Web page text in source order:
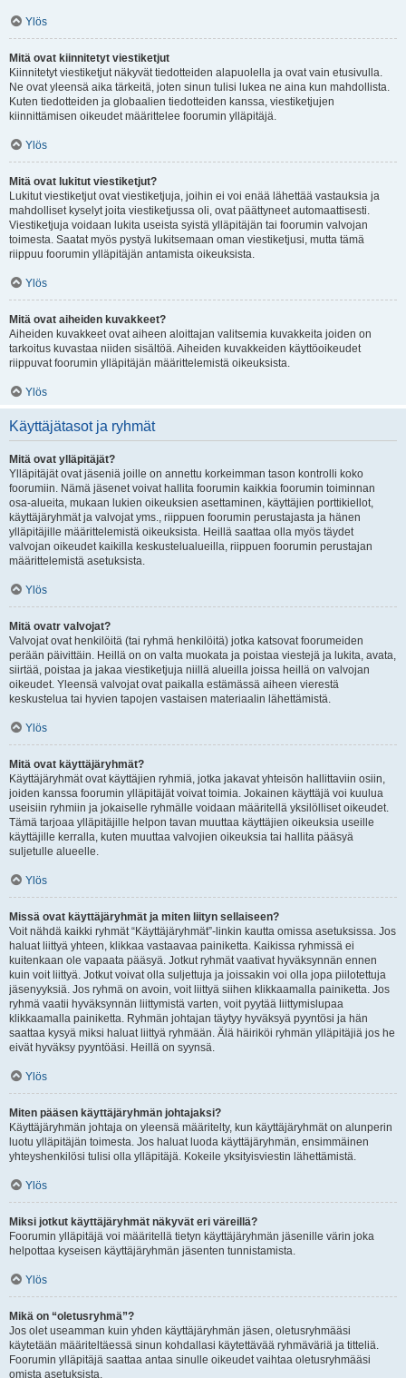
Ylös
Mitä ovat kiinnitetyt viestiketjut
Kiinnitetyt viestiketjut näkyvät tiedotteiden alapuolella ja ovat vain etusivulla.
Ne ovat yleensä aika tärkeitä, joten sinun tulisi lukea ne aina kun mahdollista.
Kuten tiedotteiden ja globaalien tiedotteiden kanssa, viestiketjujen
kiinnittämisen oikeudet määrittelee foorumin ylläpitäjä.
Ylös
Mitä ovat lukitut viestiketjut?
Lukitut viestiketjut ovat viestiketjuja, joihin ei voi enää lähettää vastauksia ja
mahdolliset kyselyt joita viestiketjussa oli, ovat päättyneet automaattisesti.
Viestiketjuja voidaan lukita useista syistä ylläpitäjän tai foorumin valvojan
toimesta. Saatat myös pystyä lukitsemaan oman viestiketjusi, mutta tämä
riippuu foorumin ylläpitäjän antamista oikeuksista.
Ylös
Mitä ovat aiheiden kuvakkeet?
Aiheiden kuvakkeet ovat aiheen aloittajan valitsemia kuvakkeita joiden on
tarkoitus kuvastaa niiden sisältöä. Aiheiden kuvakkeiden käyttöoikeudet
riippuvat foorumin ylläpitäjän määrittelemistä oikeuksista.
Ylös
Käyttäjätasot ja ryhmät
Mitä ovat ylläpitäjät?
Ylläpitäjät ovat jäseniä joille on annettu korkeimman tason kontrolli koko
foorumiin. Nämä jäsenet voivat hallita foorumin kaikkia foorumin toiminnan
osa-alueita, mukaan lukien oikeuksien asettaminen, käyttäjien porttikiellot,
käyttäjäryhmät ja valvojat yms., riippuen foorumin perustajasta ja hänen
ylläpitäjille määrittelemistä oikeuksista. Heillä saattaa olla myös täydet
valvojan oikeudet kaikilla keskustelualueilla, riippuen foorumin perustajan
määrittelemistä asetuksista.
Ylös
Mitä ovatr valvojat?
Valvojat ovat henkilöitä (tai ryhmä henkilöitä) jotka katsovat foorumeiden
perään päivittäin. Heillä on on valta muokata ja poistaa viestejä ja lukita, avata,
siirtää, poistaa ja jakaa viestiketjuja niillä alueilla joissa heillä on valvojan
oikeudet. Yleensä valvojat ovat paikalla estämässä aiheen vierestä
keskustelua tai hyvien tapojen vastaisen materiaalin lähettämistä.
Ylös
Mitä ovat käyttäjäryhmät?
Käyttäjäryhmät ovat käyttäjien ryhmiä, jotka jakavat yhteisön hallittaviin osiin,
joiden kanssa foorumin ylläpitäjät voivat toimia. Jokainen käyttäjä voi kuulua
useisiin ryhmiin ja jokaiselle ryhmälle voidaan määritellä yksilölliset oikeudet.
Tämä tarjoaa ylläpitäjille helpon tavan muuttaa käyttäjien oikeuksia useille
käyttäjille kerralla, kuten muuttaa valvojien oikeuksia tai hallita pääsyä
suljetulle alueelle.
Ylös
Missä ovat käyttäjäryhmät ja miten liityn sellaiseen?
Voit nähdä kaikki ryhmät “Käyttäjäryhmät”-linkin kautta omissa asetuksissa. Jos
haluat liittyä yhteen, klikkaa vastaavaa painiketta. Kaikissa ryhmissä ei
kuitenkaan ole vapaata pääsyä. Jotkut ryhmät vaativat hyväksynnän ennen
kuin voit liittyä. Jotkut voivat olla suljettuja ja joissakin voi olla jopa piilotettuja
jäsenyyksiä. Jos ryhmä on avoin, voit liittyä siihen klikkaamalla painiketta. Jos
ryhmä vaatii hyväksynnän liittymistä varten, voit pyytää liittymislupaa
klikkaamalla painiketta. Ryhmän johtajan täytyy hyväksyä pyyntösi ja hän
saattaa kysyä miksi haluat liittyä ryhmään. Älä häiriköi ryhmän ylläpitäjiä jos he
eivät hyväksy pyyntöäsi. Heillä on syynsä.
Ylös
Miten pääsen käyttäjäryhmän johtajaksi?
Käyttäjäryhmän johtaja on yleensä määritelty, kun käyttäjäryhmät on alunperin
luotu ylläpitäjän toimesta. Jos haluat luoda käyttäjäryhmän, ensimmäinen
yhteyshenkilösi tulisi olla ylläpitäjä. Kokeile yksityisviestin lähettämistä.
Ylös
Miksi jotkut käyttäjäryhmät näkyvät eri väreillä?
Foorumin ylläpitäjä voi määritellä tietyn käyttäjäryhmän jäsenille värin joka
helpottaa kyseisen käyttäjäryhmän jäsenten tunnistamista.
Ylös
Mikä on “oletusryhmä”?
Jos olet useamman kuin yhden käyttäjäryhmän jäsen, oletusryhmääsi
käytetään määriteltäessä sinun kohdallasi käytettävää ryhmäväriä ja titteliä.
Foorumin ylläpitäjä saattaa antaa sinulle oikeudet vaihtaa oletusryhmääsi
omista asetuksista.